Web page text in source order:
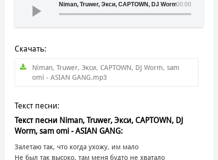
00:00
Niman, Truwer, Экси, CAPTOWN, DJ Worm, sam omi -
Скачать:
Niman, Truwer, Экси, CAPTOWN, DJ Worm, sam
omi - ASIAN GANG.mp3
Текст песни:
Текст песни Niman, Truwer, Экси, CAPTOWN, DJ
Worm, sam omi - ASIAN GANG:
Залетаю так, что когда ухожу, им мало
Не был так высоко, там меня будто не хватало